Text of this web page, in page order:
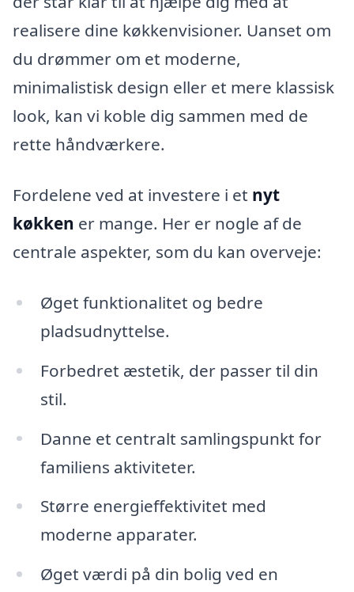
realisere dine køkkenvisioner. Uanset om
du drømmer om et moderne,
minimalistisk design eller et mere klassisk
look, kan vi koble dig sammen med de
rette håndværkere.
Fordelene ved at investere i et nyt
køkken er mange. Her er nogle af de
centrale aspekter, som du kan overveje:
Øget funktionalitet og bedre
pladsudnyttelse.
Forbedret æstetik, der passer til din
stil.
Danne et centralt samlingspunkt for
familiens aktiviteter.
Større energieffektivitet med
moderne apparater.
Øget værdi på din bolig ved en